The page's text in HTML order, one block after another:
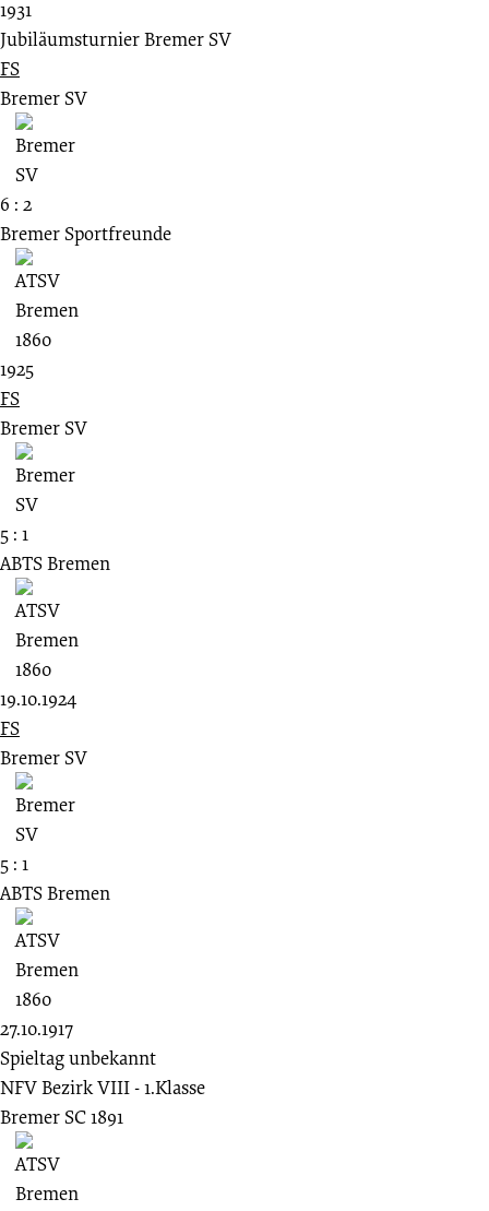
1931
Jubiläumsturnier Bremer SV
FS
Bremer SV
6 : 2
Bremer Sportfreunde
1925
FS
Bremer SV
5 : 1
ABTS Bremen
19.10.1924
FS
Bremer SV
5 : 1
ABTS Bremen
27.10.1917
Spieltag unbekannt
NFV Bezirk VIII - 1.Klasse
Bremer SC 1891